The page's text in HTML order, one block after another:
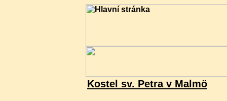
Kostel sv. Petra v Malmö